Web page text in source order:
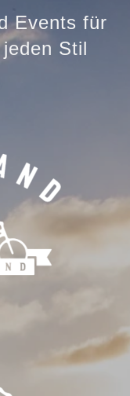
Events für
Stil